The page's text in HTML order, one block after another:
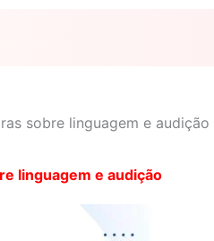
sobre linguagem e audição
linguagem e audição